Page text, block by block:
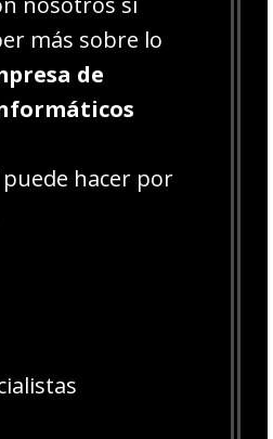
más sobre lo
de
puede hacer por